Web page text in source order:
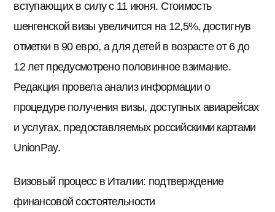
вступающих в силу с 11 июня. Стоимость
шенгенской визы увеличится на 12,5%, достигнув
отметки в 90 евро, а для детей в возрасте от 6 до
12 лет предусмотрено половинное взимание.
Редакция провела анализ информации о
процедуре получения визы, доступных авиарейсах
и услугах, предоставляемых российскими картами
UnionPay.
Визовый процесс в Италии: подтверждение
финансовой состоятельности